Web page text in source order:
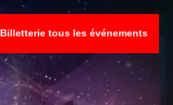
Billetterie tous les événements